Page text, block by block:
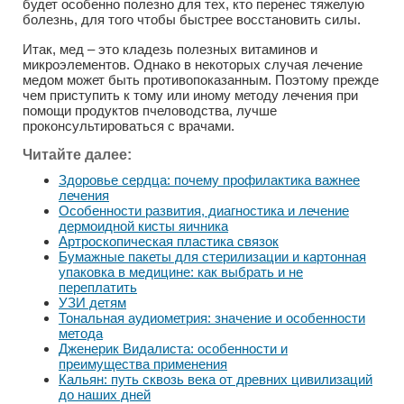
будет особенно полезно для тех, кто перенес тяжелую
болезнь, для того чтобы быстрее восстановить силы.
Итак, мед – это кладезь полезных витаминов и
микроэлементов. Однако в некоторых случая лечение
медом может быть противопоказанным. Поэтому прежде
чем приступить к тому или иному методу лечения при
помощи продуктов пчеловодства, лучше
проконсультироваться с врачами.
Читайте далее:
Здоровье сердца: почему профилактика важнее
лечения
Особенности развития, диагностика и лечение
дермоидной кисты яичника
Артроскопическая пластика связок
Бумажные пакеты для стерилизации и картонная
упаковка в медицине: как выбрать и не
переплатить
УЗИ детям
Тональная аудиометрия: значение и особенности
метода
Дженерик Видалиста: особенности и
преимущества применения
Кальян: путь сквозь века от древних цивилизаций
до наших дней